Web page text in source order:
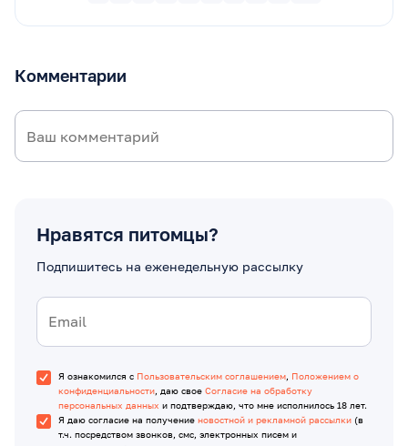
Комментарии
Нравятся питомцы?
Подпишитесь на еженедельную рассылку
Я ознакомился с Пользовательским соглашением, Положением о
конфиденциальности, даю свое Согласие на обработку
персональных данных и подтверждаю, что мне исполнилось 18 лет.
Я даю согласие на получение новостной и рекламной рассылки (в
т.ч. посредством звонков, смс, электронных писем и